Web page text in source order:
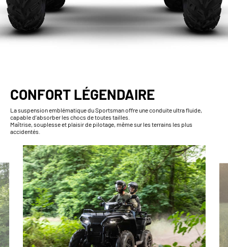
CONFORT LÉGENDAIRE
La suspension emblématique du Sportsman offre une conduite ultra fluide,
capable d’absorber les chocs de toutes tailles.
Maîtrise, souplesse et plaisir de pilotage, même sur les terrains les plus
accidentés.